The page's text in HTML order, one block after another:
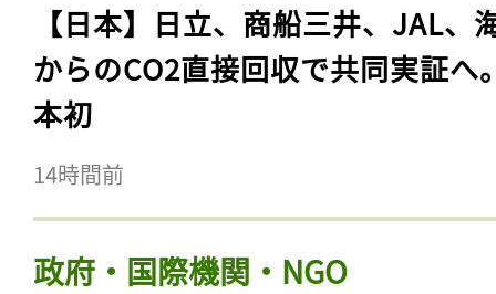
【日本】日立、商船三井、JAL、
からのCO2直接回収で共同実証へ
本初
14時間前
政府・国際機関・NGO